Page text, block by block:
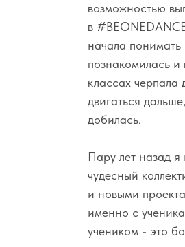
возможностью
в
начала понимать
познакомилась
классах черпала
двигаться
добилась.
Пару лет назад я
чудесный
и новыми
именно с
учеником - это